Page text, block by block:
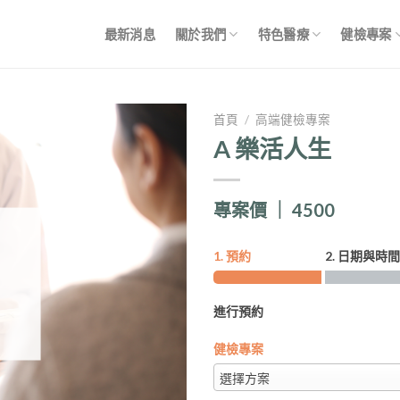
最新消息 關於我們 特色醫療 健檢專案
加入
「願
單」
首頁 / 高端健檢專案
A 樂活人生
專案價 ｜ 4500
1. 預約 2. 日期與時間
進行預約
健檢專案